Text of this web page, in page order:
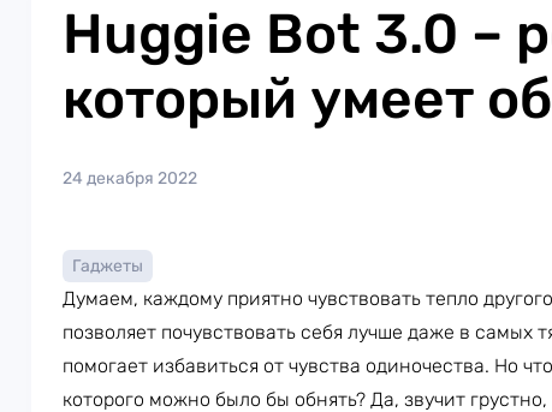
Huggie Bot 3.0 –
который умеет
24 декабря 2022
Гаджеты
Думаем, каждому приятно чувствовать тепло
позволяет почувствовать себя лучше даже в самых
помогает избавиться от чувства одиночества. Но
которого можно было бы обнять? Да, звучит